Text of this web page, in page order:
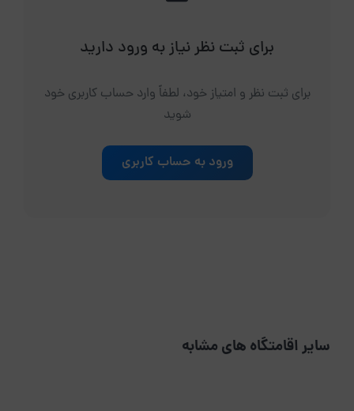
برای ثبت نظر نیاز به ورود دارید
برای ثبت نظر و امتیاز خود، لطفاً وارد حساب کاربری خود
شوید
ورود به حساب کاربری
سایر اقامتگاه های مشابه